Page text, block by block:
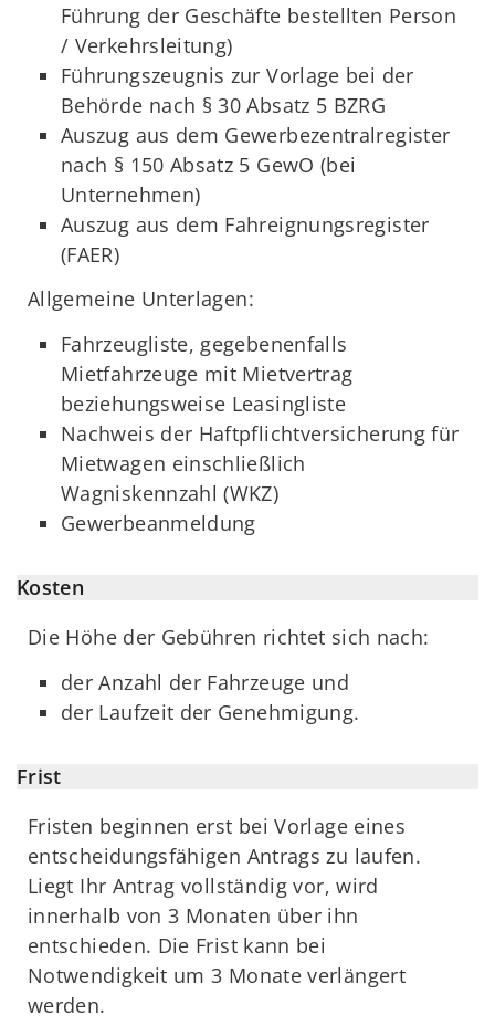
Führung der Geschäfte bestellten Person
/ Verkehrsleitung)
Führungszeugnis zur Vorlage bei der
Behörde nach § 30 Absatz 5 BZRG
Auszug aus dem Gewerbezentralregister
nach § 150 Absatz 5 GewO (bei
Unternehmen)
Auszug aus dem Fahreignungsregister
(FAER)
Allgemeine Unterlagen:
Fahrzeugliste, gegebenenfalls
Mietfahrzeuge mit Mietvertrag
beziehungsweise Leasingliste
Nachweis der Haftpflichtversicherung für
Mietwagen einschließlich
Wagniskennzahl (WKZ)
Gewerbeanmeldung
Kosten
Die Höhe der Gebühren richtet sich nach:
der Anzahl der Fahrzeuge und
der Laufzeit der Genehmigung.
Frist
Fristen beginnen erst bei Vorlage eines
entscheidungsfähigen Antrags zu laufen.
Liegt Ihr Antrag vollständig vor, wird
innerhalb von 3 Monaten über ihn
entschieden. Die Frist kann bei
Notwendigkeit um 3 Monate verlängert
werden.